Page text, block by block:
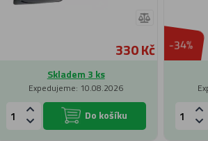
330 Kč
Skladem 3 ks
Expedujeme: 10.08.2026
Do košíku
-34%